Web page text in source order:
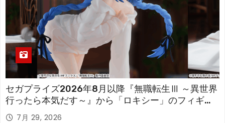
セガプライズ2026年8月以降『無職転生Ⅲ ～異世界
行ったら本気だす～』から「ロキシー」のフィギュ
アが登場！
7月 29, 2026